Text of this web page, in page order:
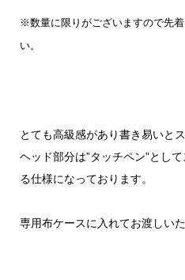
※数量に限りがございますので先
い。
とても高級感があり書き易いと
ヘッド部分は”タッチペン”とし
る仕様になっております。
専用布ケースに入れてお渡しいた